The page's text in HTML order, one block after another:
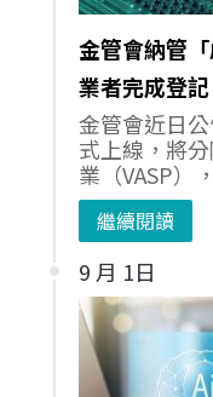
金管會納管
業者完成登記
金管會近日
式上線，將
業（VASP）
繼續閱讀
9 月 1日